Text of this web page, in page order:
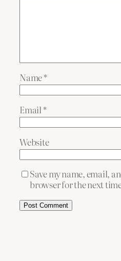
Name*
Email *
Website
Save my name, email,
browser for the next